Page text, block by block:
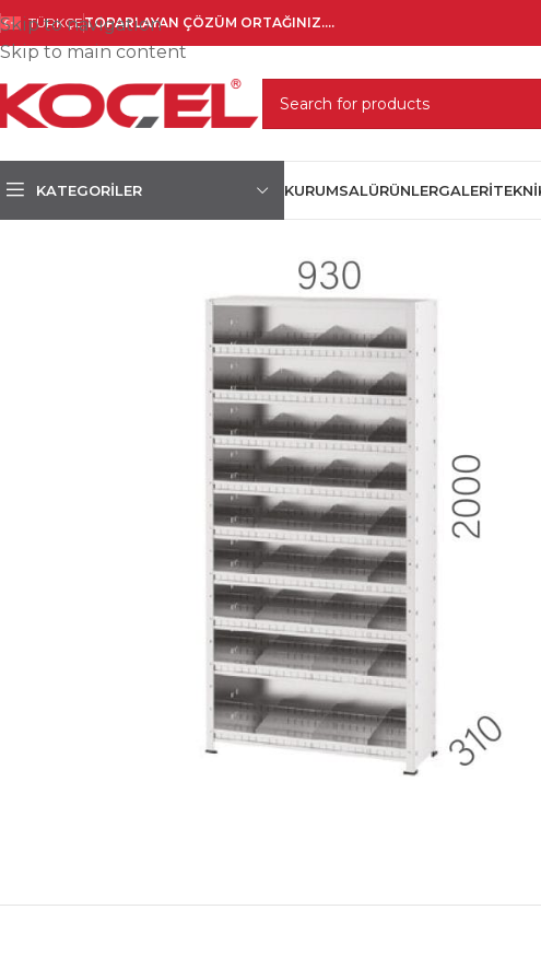
Skip to navigation
Skip to main content
TÜRKÇETOPARLAYAN ÇÖZÜM ORTAĞINIZ....
KATEGORILER KURUMSALÜRÜNLERGALERI